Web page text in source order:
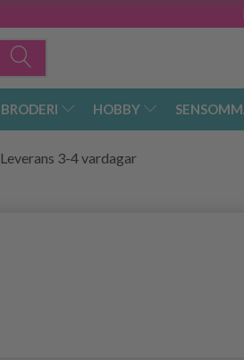
BRODERI HOBBY
Leverans 3-4 vardagar